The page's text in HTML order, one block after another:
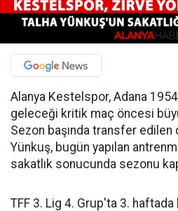
Alanya Kestelspor, Adana 1954
geleceği kritik maç öncesi
Sezon başında transfer edilen
Yünkuş, bugün yapılan
sakatlık sonucunda sezonu
TFF 3. Lig 4. Grup'ta 3. haftada